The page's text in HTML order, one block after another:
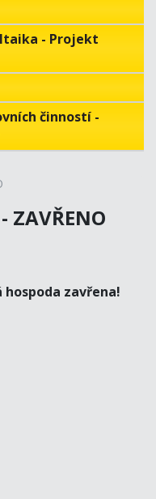
- Projekt
činností -
hospoda zavřena!